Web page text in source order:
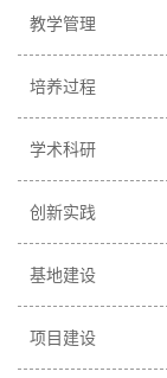
教学管理
培养过程
学术科研
创新实践
基地建设
项目建设